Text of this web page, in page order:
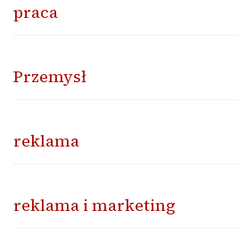
praca
Przemysł
reklama
reklama i marketing